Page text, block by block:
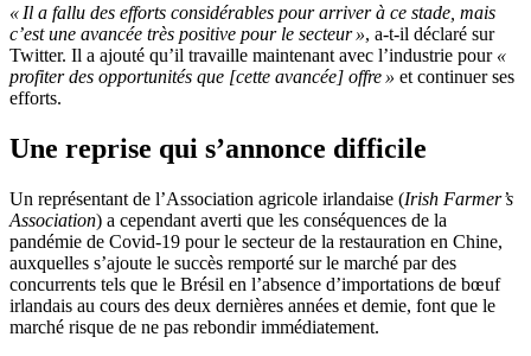
« Il a fallu des efforts considérables pour arriver à ce stade, mais
c’est une avancée très positive pour le secteur », a-t-il déclaré sur
Twitter. Il a ajouté qu’il travaille maintenant avec l’industrie pour «
profiter des opportunités que [cette avancée] offre » et continuer ses
efforts.
Une reprise qui s’annonce difficile
Un représentant de l’Association agricole irlandaise (Irish Farmer’s
Association) a cependant averti que les conséquences de la
pandémie de Covid-19 pour le secteur de la restauration en Chine,
auxquelles s’ajoute le succès remporté sur le marché par des
concurrents tels que le Brésil en l’absence d’importations de bœuf
irlandais au cours des deux dernières années et demie, font que le
marché risque de ne pas rebondir immédiatement.